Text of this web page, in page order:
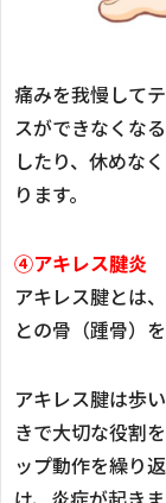
痛みを我慢して
スができなくな
したり、休めな
ります。
④アキレス腱炎
アキレス腱とは
との骨（踵骨）
アキレス腱は歩
きで大切な役割
ップ動作を繰り